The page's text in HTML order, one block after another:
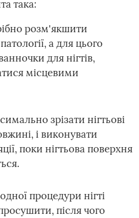
така:
розм'якшити
а для цього
для нігтів,
місцевими
зрізати нігтьові
і виконувати
поки нігтьова поверхня
процедури нігті
після чого